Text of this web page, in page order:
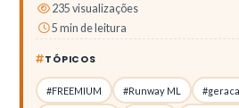
235 visualizações
5 min de leitura
TÓPICOS
#FREEMIUM #Runway ML